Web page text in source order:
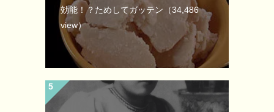
効能！？ためしてガッテン （34,486
view）